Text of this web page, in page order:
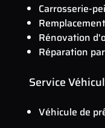
Carrosserie-
Rénovation
Réparation
Service
Véhicule de